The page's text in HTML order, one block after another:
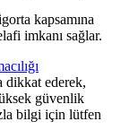
kapsamına
imkanı sağlar.
dikkat ederek,
güvenlik
bilgi için lütfen